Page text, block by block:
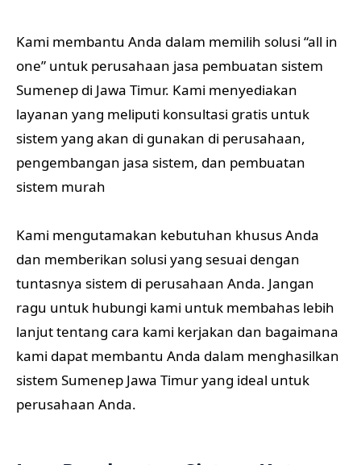
Kami membantu Anda dalam memilih solusi “all in
one” untuk perusahaan jasa pembuatan sistem
Sumenep di Jawa Timur. Kami menyediakan
layanan yang meliputi konsultasi gratis untuk
sistem yang akan di gunakan di perusahaan,
pengembangan jasa sistem, dan pembuatan
sistem murah
Kami mengutamakan kebutuhan khusus Anda
dan memberikan solusi yang sesuai dengan
tuntasnya sistem di perusahaan Anda. Jangan
ragu untuk hubungi kami untuk membahas lebih
lanjut tentang cara kami kerjakan dan bagaimana
kami dapat membantu Anda dalam menghasilkan
sistem Sumenep Jawa Timur yang ideal untuk
perusahaan Anda.